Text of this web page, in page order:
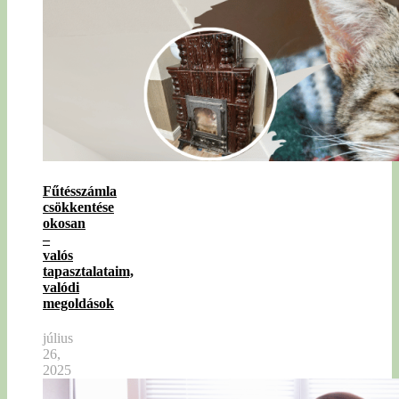
Fűtésszámla
csökkentése
okosan
–
valós
tapasztalataim,
valódi
megoldások
július
26,
2025